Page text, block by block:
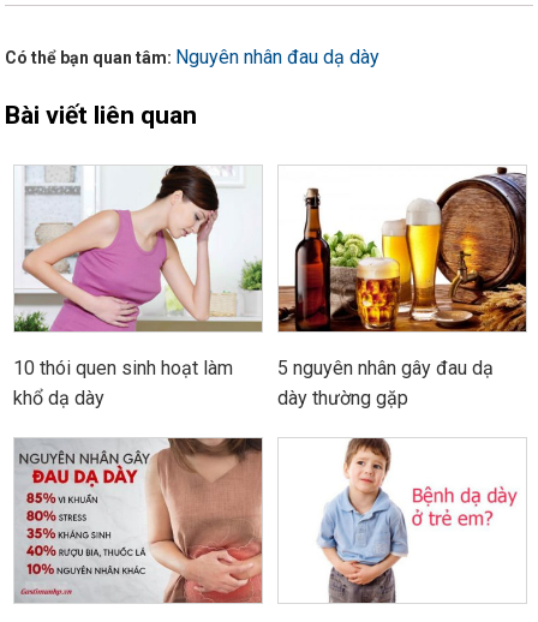
Có thể bạn quan tâm: Nguyên nhân đau dạ dày
Bài viết liên quan
10 thói quen sinh hoạt làm
khổ dạ dày
5 nguyên nhân gây đau dạ
dày thường gặp